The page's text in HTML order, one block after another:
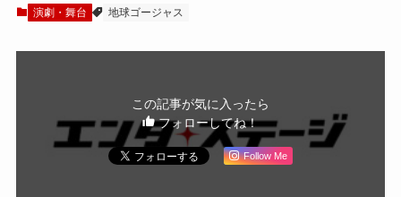
「想像以上の姿を
します！ そし
サート
演劇・舞台 地球ゴージャス
この記事が気に入ったら
フォローしてね！
Follow Me